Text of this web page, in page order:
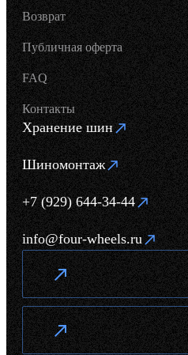
Возврат
Публичная оферта
FAQ
Контакты
Хранение шин
Шиномонтаж
+7 (929) 644-34-44
info@four-wheels.ru